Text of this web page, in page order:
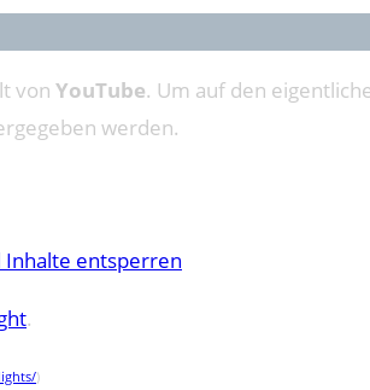
von YouTube. Um auf den
werden.
Inhalte entsperren
.
)